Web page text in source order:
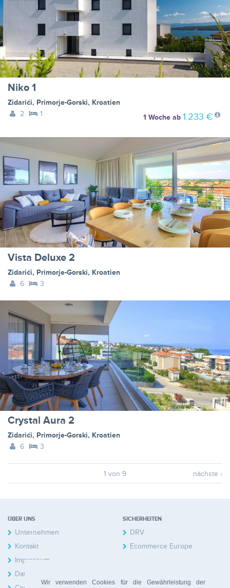
Wir verwenden Cookies für die Gewährleistung der
Niko 1
Zidarići, Primorje-Gorski, Kroatien
2
1 1 Wocheab 1.233 €
Vista Deluxe 2
Zidarići, Primorje-Gorski, Kroatien
6
3
Crystal Aura 2
Zidarići, Primorje-Gorski, Kroatien
6
3
1 von 9 nächste ›
ÜBER UNS
Unternehmen
Kontakt
Impressum
Datenschutzerklärung
SICHERHEITEN
DRV
Ecommerce Europe